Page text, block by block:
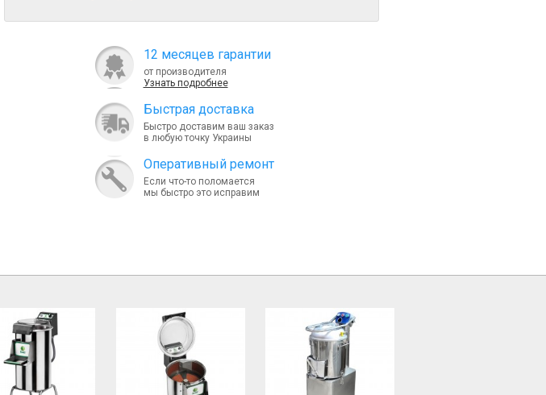
12 месяцев гарантии
от производителя
Узнать подробнее
Быcтрая доставка
Быстро доставим ваш заказ
в любую точку Украины
Оперативный ремонт
Если что-то поломается
мы быстро это исправим